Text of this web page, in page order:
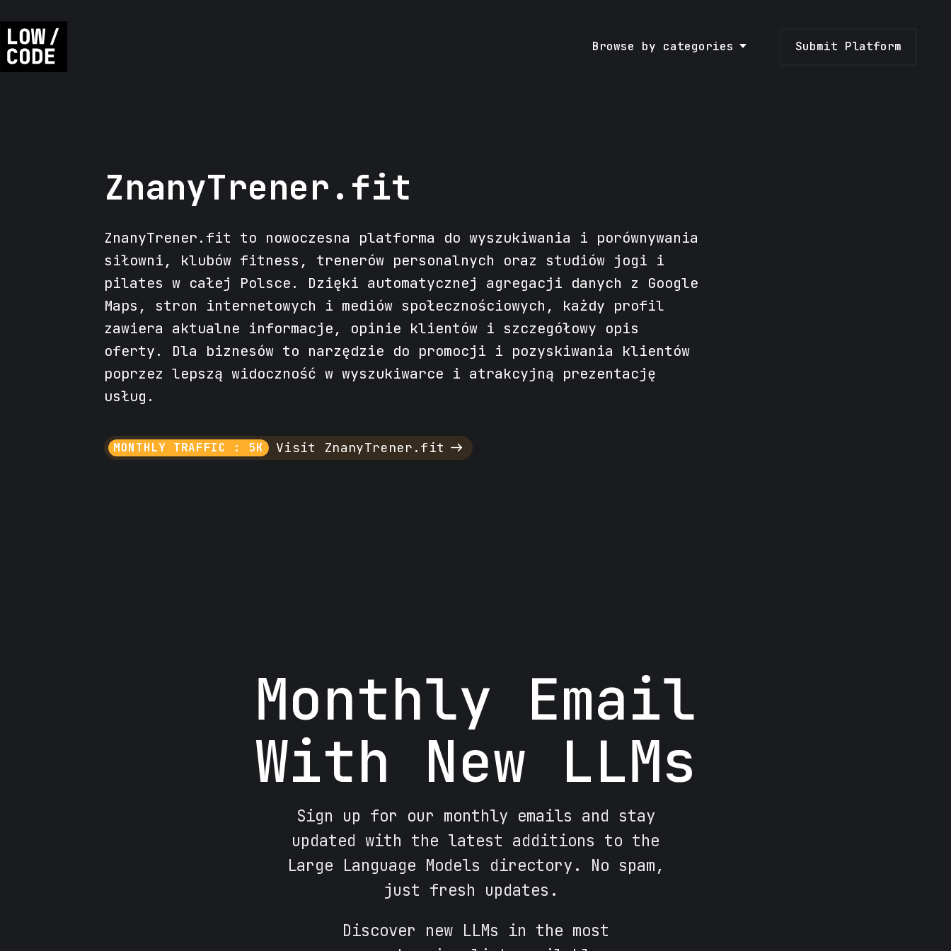
Browse by categories Submit Platform
ZnanyTrener.fit
ZnanyTrener.fit to nowoczesna platforma do wyszukiwania i porównywania
siłowni, klubów fitness, trenerów personalnych oraz studiów jogi i
pilates w całej Polsce. Dzięki automatycznej agregacji danych z Google
Maps, stron internetowych i mediów społecznościowych, każdy profil
zawiera aktualne informacje, opinie klientów i szczegółowy opis
oferty. Dla biznesów to narzędzie do promocji i pozyskiwania klientów
poprzez lepszą widoczność w wyszukiwarce i atrakcyjną prezentację
usług.
MONTHLY TRAFFIC : 5K Visit ZnanyTrener.fit
Monthly Email
With New LLMs
Sign up for our monthly emails and stay
updated with the latest additions to the
Large Language Models directory. No spam,
just fresh updates.
Discover new LLMs in the most